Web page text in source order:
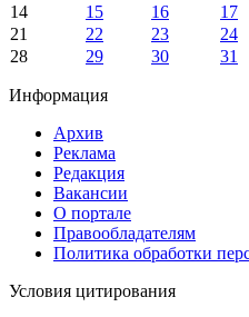
14
15 16 17
21
22 23 24
28
29 30 31
Информация
Архив
Реклама
Редакция
Вакансии
О портале
Правообладателям
Политика обработки
Условия цитирования